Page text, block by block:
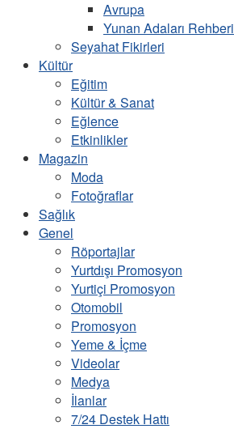
Avrupa
Yunan Adaları Rehberi
Seyahat Fikirleri
Kültür
Eğitim
Kültür & Sanat
Eğlence
Etkinlikler
Magazin
Moda
Fotoğraflar
Sağlık
Genel
Röportajlar
Yurtdışı Promosyon
Yurtiçi Promosyon
Otomobil
Promosyon
Yeme & İçme
Videolar
Medya
İlanlar
7/24 Destek Hattı